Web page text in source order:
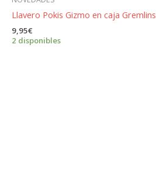
Llavero Pokis Gizmo en caja Gremlins
9,95€
2 disponibles